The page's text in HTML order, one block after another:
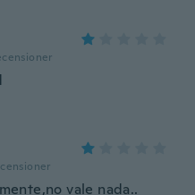
vale nada..